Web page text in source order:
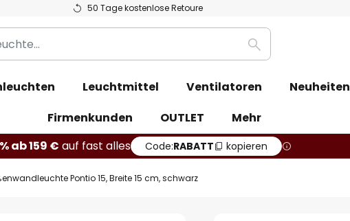
50 Tage kostenlose Retoure
Suche
Leuchtmittel Ventilatoren Neuheiten
Firmenkunden
OUTLET
Mehr
ab 159 € auf fast alles Code:RABATT kopieren
Pontio 15, Breite 15 cm, schwarz